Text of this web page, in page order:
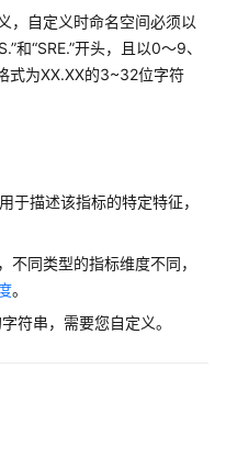
，自定义时命名空间必须以
和“SRE.”开头，且以0～9、
式为XX.XX的3~32位字符
于描述该指标的特定特征，
不同类型的指标维度不同，
。
符串，需要您自定义。